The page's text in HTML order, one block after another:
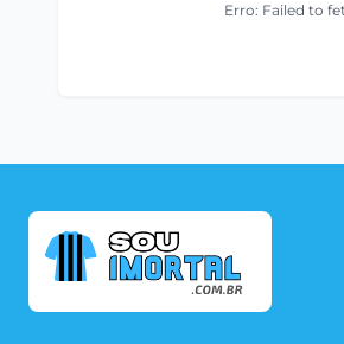
Erro: Failed to